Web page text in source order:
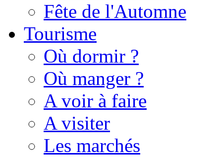
Fête de l'Automne
Tourisme
Où dormir ?
Où manger ?
A voir à faire
A visiter
Les marchés